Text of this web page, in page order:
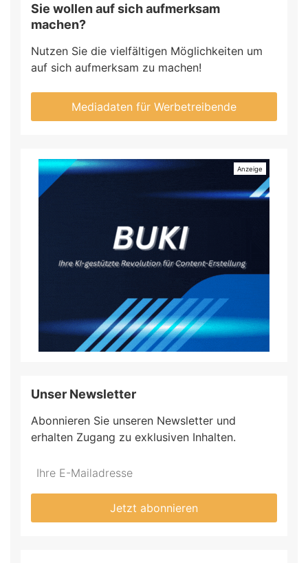
Sie wollen auf sich aufmerksam
machen?
Nutzen Sie die vielfältigen Möglichkeiten um
auf sich aufmerksam zu machen!
Mediadaten für Werbetreibende
Unser Newsletter
Abonnieren Sie unseren Newsletter und
erhalten Zugang zu exklusiven Inhalten.
Do
fill
*Ihre
Mailadresse:
Jetzt abonnieren